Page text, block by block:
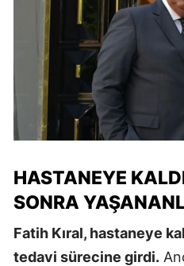
HASTANEYE
SONRA
Fatih Kıral, hastaneye
tedavi sürecine girdi.